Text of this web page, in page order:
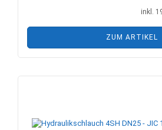
inkl.
ZUM ARTIKEL